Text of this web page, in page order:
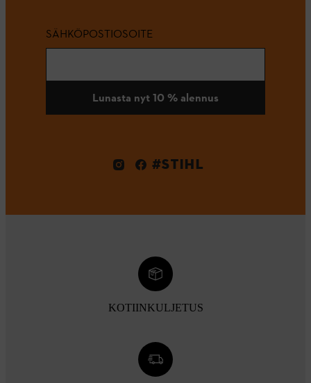
SÄHKÖPOSTIOSOITE
Lunasta nyt 10 % alennus
#STIHL
KOTIINKULJETUS